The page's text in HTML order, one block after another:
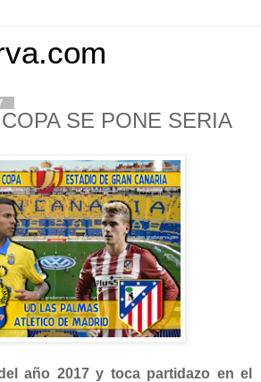
SE PONE SERIA
año 2017 y toca partidazo en el